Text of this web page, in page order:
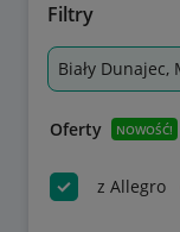
Filtry
Biały Dunajec,
Oferty NOWOŚĆ!
z Allegro